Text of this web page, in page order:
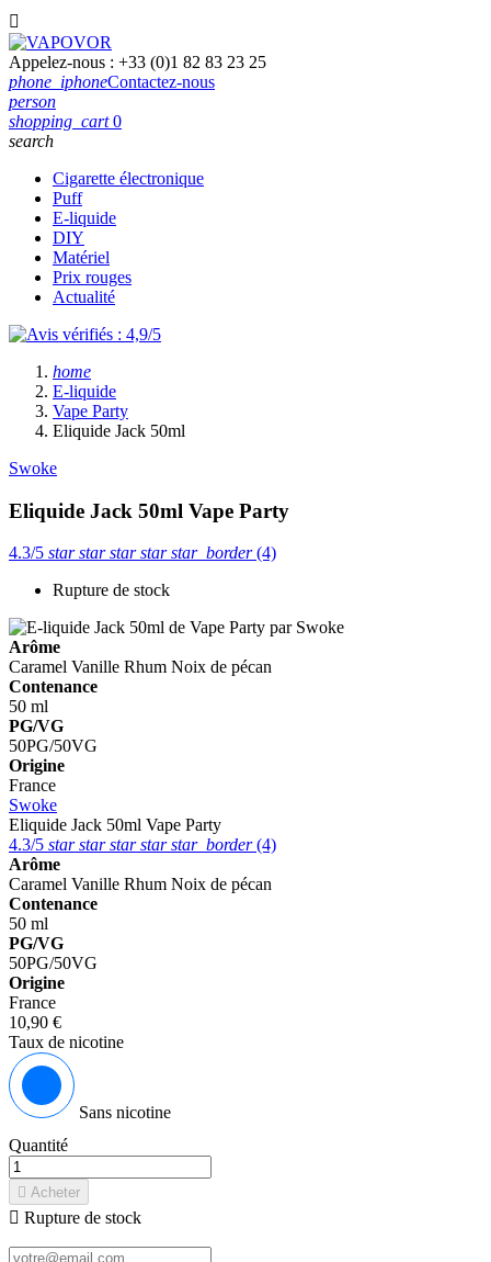

Appelez-nous : +33 (0)1 82 83 23 25
phone_iphoneContactez-nous
person
shopping_cart 0
search
Cigarette électronique
Puff
E-liquide
DIY
Matériel
Prix rouges
Actualité
home
E-liquide
Vape Party
Eliquide Jack 50ml
Swoke
Eliquide Jack 50ml Vape Party
4.3/5 starstarstarstarstar_border(4)
Rupture de stock
Arôme
Caramel Vanille Rhum Noix de pécan
Contenance
50 ml
PG/VG
50PG/50VG
Origine
France
Swoke
Eliquide Jack 50ml Vape Party
4.3/5 starstarstarstarstar_border(4)
Arôme
Caramel Vanille Rhum Noix de pécan
Contenance
50 ml
PG/VG
50PG/50VG
Origine
France
10,90 €
Taux de nicotine
Sans nicotine
Quantité
 Acheter
 Rupture de stock